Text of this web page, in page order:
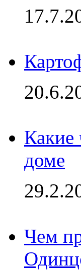
Какие
доме
Чем